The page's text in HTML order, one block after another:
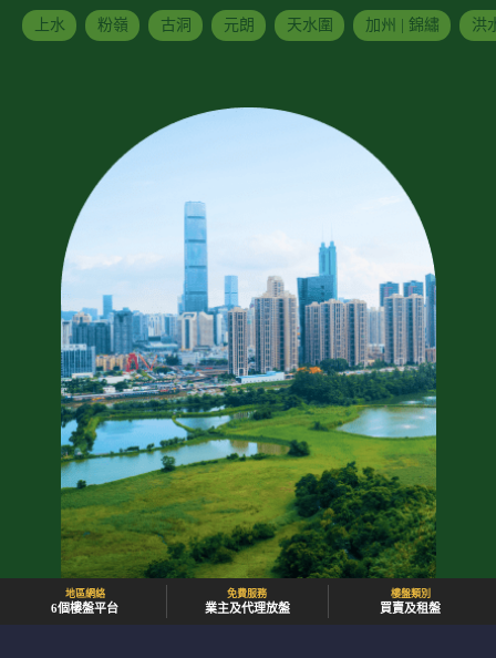
上水 粉嶺 古洞 元朗 天水圍 加州 | 錦繡 洪
地區網絡
6個樓盤平台
免費服務
業主及代理放盤
樓盤類別
買賣及租盤